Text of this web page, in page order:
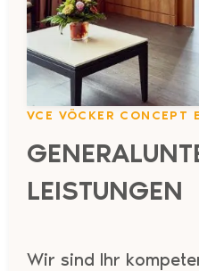
VCE VÖCKER CONCEPT
LEISTUNGEN
Wir sind Ihr